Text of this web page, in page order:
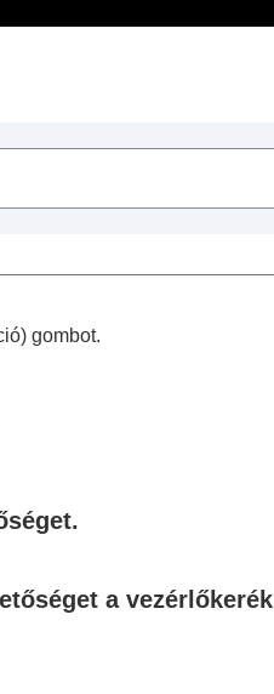
gombot.
a vezérlőkerék